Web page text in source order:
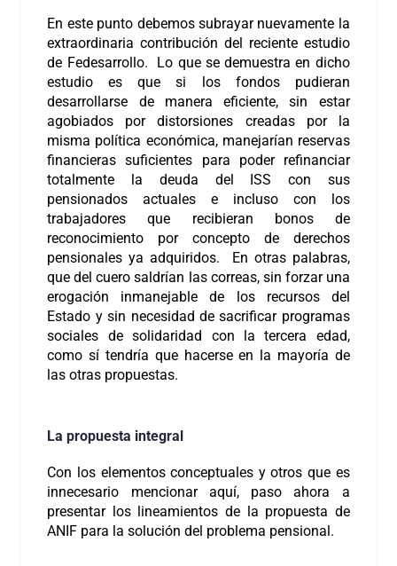
En este punto debemos subrayar nuevamente la
extraordinaria contribución del reciente estudio
de Fedesarrollo. Lo que se demuestra en dicho
estudio es que si los fondos pudieran
desarrollarse de manera eficiente, sin estar
agobiados por distorsiones creadas por la
misma política económica, manejarían reservas
financieras suficientes para poder refinanciar
totalmente la deuda del ISS con sus
pensionados actuales e incluso con los
trabajadores que recibieran bonos de
reconocimiento por concepto de derechos
pensionales ya adquiridos. En otras palabras,
que del cuero saldrían las correas, sin forzar una
erogación inmanejable de los recursos del
Estado y sin necesidad de sacrificar programas
sociales de solidaridad con la tercera edad,
como sí tendría que hacerse en la mayoría de
las otras propuestas.
La propuesta integral
Con los elementos conceptuales y otros que es
innecesario mencionar aquí, paso ahora a
presentar los lineamientos de la propuesta de
ANIF para la solución del problema pensional.